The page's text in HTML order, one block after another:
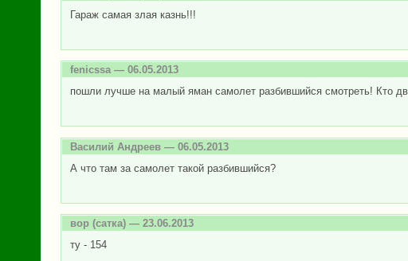
Гараж самая злая казнь!!!
fenicssa— 06.05.2013
пошли лучше на малый яман самолет разбившийся смотреть! Кто
Василий Андреев — 06.05.2013
А что там за самолет такой разбившийся?
вор (сатка) — 23.06.2013
ту - 154